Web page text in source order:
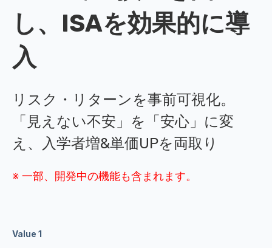
し、ISAを効果的に導
入
リスク・リターンを事前可視化。
「見えない不安」を「安心」に変
え、入学者増&単価UPを両取り
※ 一部、 開発中の機能も含まれます。
Value 1